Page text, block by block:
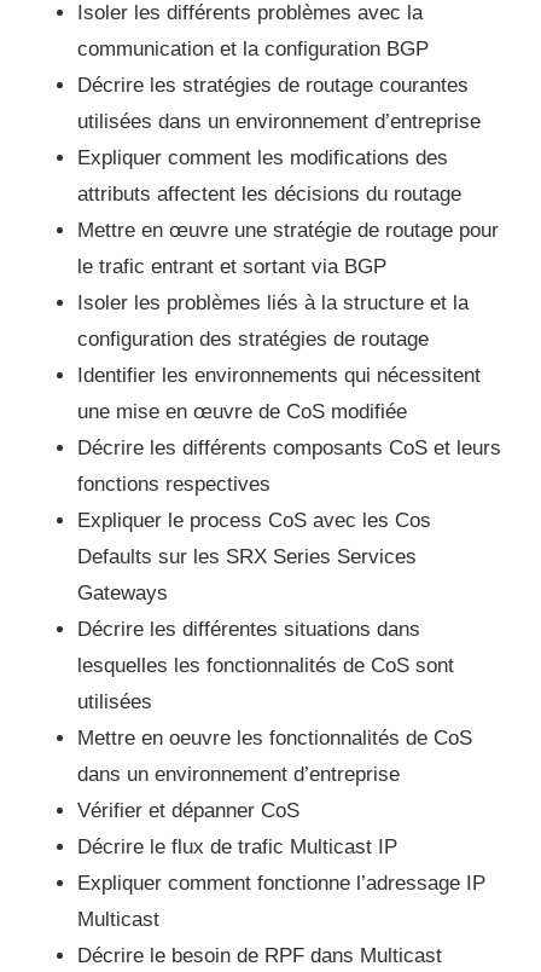
Isoler les différents problèmes avec la
communication et la configuration BGP
Décrire les stratégies de routage courantes
utilisées dans un environnement d’entreprise
Expliquer comment les modifications des
attributs affectent les décisions du routage
Mettre en œuvre une stratégie de routage pour
le trafic entrant et sortant via BGP
Isoler les problèmes liés à la structure et la
configuration des stratégies de routage
Identifier les environnements qui nécessitent
une mise en œuvre de CoS modifiée
Décrire les différents composants CoS et leurs
fonctions respectives
Expliquer le process CoS avec les Cos
Defaults sur les SRX Series Services
Gateways
Décrire les différentes situations dans
lesquelles les fonctionnalités de CoS sont
utilisées
Mettre en oeuvre les fonctionnalités de CoS
dans un environnement d’entreprise
Vérifier et dépanner CoS
Décrire le flux de trafic Multicast IP
Expliquer comment fonctionne l’adressage IP
Multicast
Décrire le besoin de RPF dans Multicast